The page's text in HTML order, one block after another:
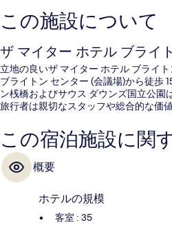
この施設について
ザ マイター ホテル ブライ
立地の良いザ マイター ホテル ブライ
ブライトン センター (会議場)から徒歩
ン桟橋およびサウス ダウンズ国立公園
旅行者は親切なスタッフや総合的な価
この宿泊施設に関
概要
ホテルの規模
客室 : 35